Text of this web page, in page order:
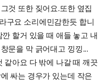
것 또한 짖어요.또한 옆집
구요 소리에민감한듯 합니
할거 있을 때 애들 놓고 내
문을 막 긁어대고 낑낑...
같아요 다 밖에 나갈 때 깨끗
싸는 경우가 있는데 작은